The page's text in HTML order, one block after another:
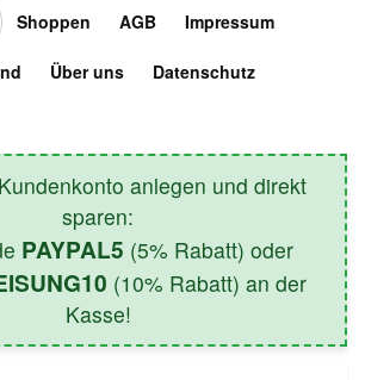
Shoppen AGB Impressum
Über uns Datenschutz
Kundenkonto anlegen und direkt
sparen:
PAYPAL5 (5% Rabatt) oder
(10% Rabatt) an der
Kasse!